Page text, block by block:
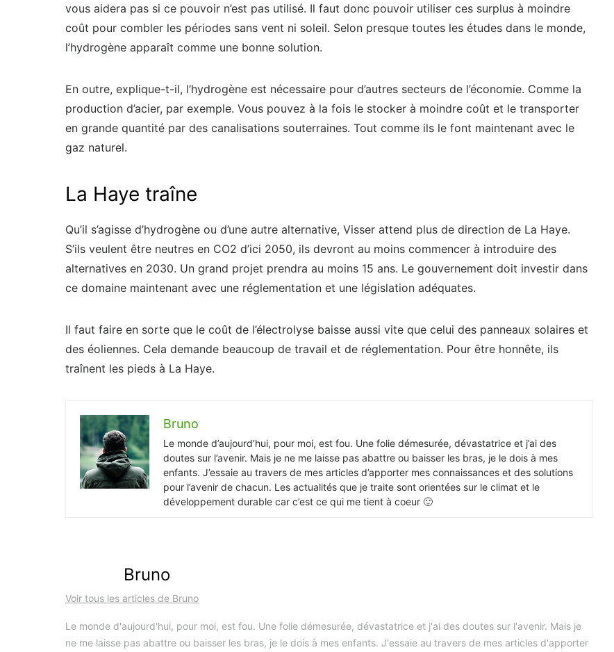
vous aidera pas si ce pouvoir n’est pas utilisé. Il faut donc pouvoir utiliser ces surplus à moindre
coût pour combler les périodes sans vent ni soleil. Selon presque toutes les études dans le monde,
l’hydrogène apparaît comme une bonne solution.
En outre, explique-t-il, l’hydrogène est nécessaire pour d’autres secteurs de l’économie. Comme la
production d’acier, par exemple. Vous pouvez à la fois le stocker à moindre coût et le transporter
en grande quantité par des canalisations souterraines. Tout comme ils le font maintenant avec le
gaz naturel.
La Haye traîne
Qu’il s’agisse d’hydrogène ou d’une autre alternative, Visser attend plus de direction de La Haye.
S’ils veulent être neutres en CO2 d’ici 2050, ils devront au moins commencer à introduire des
alternatives en 2030. Un grand projet prendra au moins 15 ans. Le gouvernement doit investir dans
ce domaine maintenant avec une réglementation et une législation adéquates.
Il faut faire en sorte que le coût de l’électrolyse baisse aussi vite que celui des panneaux solaires et
des éoliennes. Cela demande beaucoup de travail et de réglementation. Pour être honnête, ils
traînent les pieds à La Haye.
Bruno
Le monde d’aujourd’hui, pour moi, est fou. Une folie démesurée, dévastatrice et j’ai des
doutes sur l’avenir. Mais je ne me laisse pas abattre ou baisser les bras, je le dois à mes
enfants. J’essaie au travers de mes articles d’apporter mes connaissances et des solutions
pour l’avenir de chacun. Les actualités que je traite sont orientées sur le climat et le
développement durable car c’est ce qui me tient à coeur 🙂
Bruno
Voir tous les articles de Bruno
Le monde d'aujourd'hui, pour moi, est fou. Une folie démesurée, dévastatrice et j'ai des doutes sur l'avenir. Mais je
ne me laisse pas abattre ou baisser les bras, je le dois à mes enfants. J'essaie au travers de mes articles d'apporter